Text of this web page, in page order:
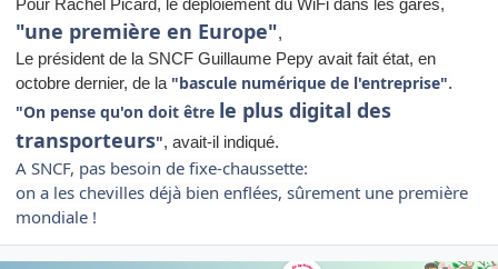
"une première en Europe",
Le président de la SNCF Guillaume Pepy avait fait état, en
octobre dernier, de la "bascule numérique de l'entreprise".
"On pense qu'on doit être le plus digital des
transporteurs", avait-il indiqué.
A SNCF, pas besoin de fixe-chaussette:
on a les chevilles déjà bien enflées, sûrement une première
mondiale !